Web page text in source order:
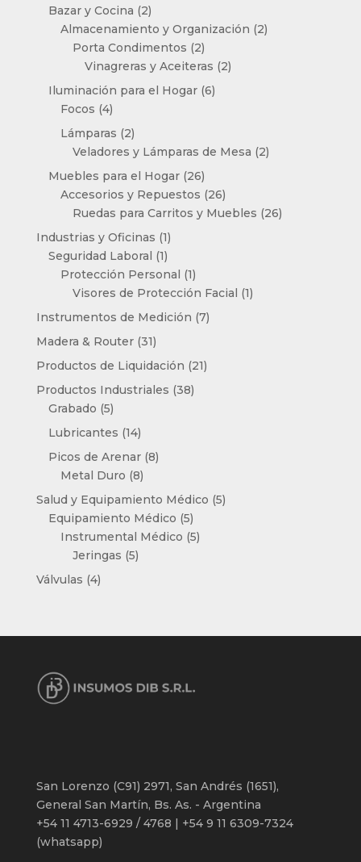
Bazar y Cocina 22
productos
Almacenamiento y Organización 22
Porta Condimentos 22
productos
Vinagreras y Aceiteras 22
Iluminación para el Hogar 66
Focos 44
productos
Lámparas 22
productos
Veladores y Lámparas de Mesa 22
Muebles para el Hogar 2626
productos
Accesorios y Repuestos 2626
productos
Ruedas para Carritos y Muebles 2626
Industrias y Oficinas 11
producto
Seguridad Laboral 11
producto
Protección Personal 11
producto
Visores de Protección Facial 11
Instrumentos de Medición 77
Madera & Router 3131
productos
Productos de Liquidación 2121
Productos Industriales 3838
Grabado 55
productos
Lubricantes 1414
productos
Picos de Arenar 88
Metal Duro 88
productos
Salud y Equipamiento Médico 55
Equipamiento Médico 55
productos
Instrumental Médico 55
Jeringas 55
Válvulas 44
San Lorenzo (C91) 2971, San Andrés (1651),
General San Martín, Bs. As. - Argentina
+54 11 4713-6929 / 4768 | +54 9 11 6309-7324
(whatsapp)